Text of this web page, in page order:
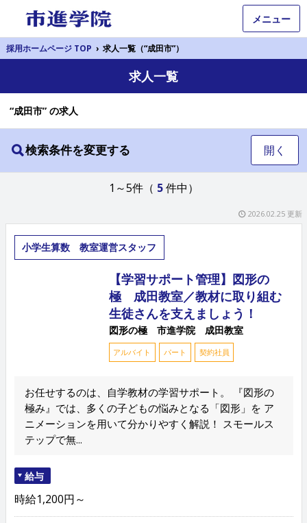
メニュー
採用ホームページ TOP › 求人一覧（“成田市”）
求人一覧
“成田市” の求人
検索条件を変更する 開く
1～5件（ 5 件中）
2026.02.25 更新
小学生算数 教室運営スタッフ
【学習サポート管理】図形の
極 成田教室／教材に取り組む
生徒さんを支えましょう！
図形の極 市進学院 成田教室
アルバイト パート 契約社員
お任せするのは、自学教材の学習サポート。 『図形の
極み』では、多くの子どもの悩みとなる「図形」を ア
ニメーションを用いて分かりやすく解説！ スモールス
テップで無...
給与
時給1,200円～